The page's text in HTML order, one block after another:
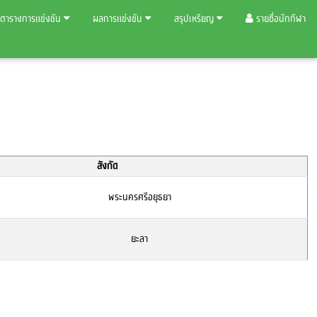
ตารางการแข่งขัน ผลการแข่งขัน สรุปเหรียญ รายชื่อนักกีฬา
สังกัด
พระนครศรีอยุธยา
ยะลา